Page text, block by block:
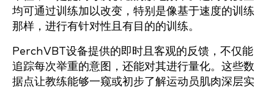
均可通过训练加以改变，特别是像基于速度的训练
那样，进行有针对性且有目的的训练。
PerchVBT设备提供的即时且客观的反馈，不仅能
追踪每次举重的意图，还能对其进行量化。这些数
据点让教练能够一窥或初步了解运动员肌肉深层实